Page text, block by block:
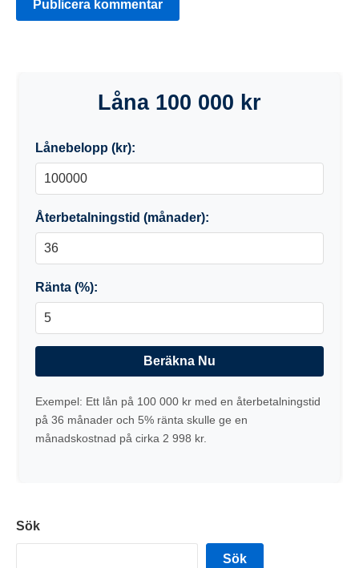
Låna 100 000 kr
Lånebelopp (kr):
Återbetalningstid (månader):
Ränta (%):
Beräkna Nu
Exempel: Ett lån på 100 000 kr med en återbetalningstid
på 36 månader och 5% ränta skulle ge en
månadskostnad på cirka 2 998 kr.
Sök
Sök